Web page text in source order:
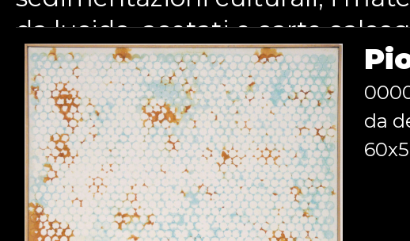
da lucido, acetati e carte
(dove la produzione seriale è
manuale di pezzi unici).
Hanzelewicz lavora su dei
rapportandoli alla propria
lavorisite-specificecontest
da